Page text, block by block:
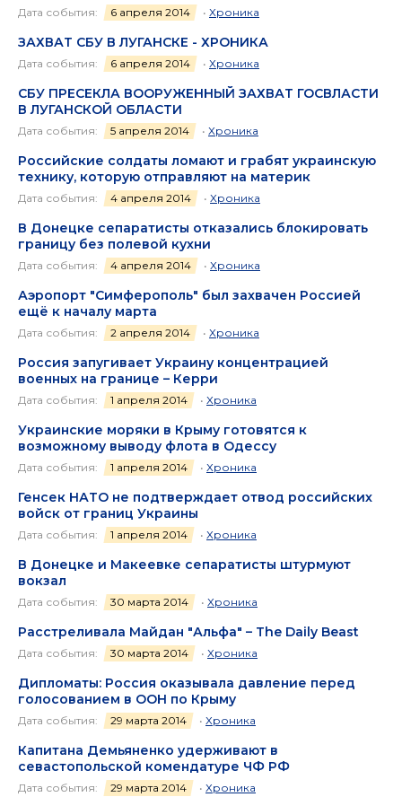
Дата события: 6 апреля 2014 • Хроника
ЗАХВАТ СБУ В ЛУГАНСКЕ - ХРОНИКА
Дата события: 6 апреля 2014 • Хроника
СБУ ПРЕСЕКЛА ВООРУЖЕННЫЙ ЗАХВАТ ГОСВЛАСТИ
В ЛУГАНСКОЙ ОБЛАСТИ
Дата события: 5 апреля 2014 • Хроника
Российские солдаты ломают и грабят украинскую
технику, которую отправляют на материк
Дата события: 4 апреля 2014 • Хроника
В Донецке сепаратисты отказались блокировать
границу без полевой кухни
Дата события: 4 апреля 2014 • Хроника
Аэропорт "Симферополь" был захвачен Россией
ещё к началу марта
Дата события: 2 апреля 2014 • Хроника
Россия запугивает Украину концентрацией
военных на границе – Керри
Дата события: 1 апреля 2014 • Хроника
Украинские моряки в Крыму готовятся к
возможному выводу флота в Одессу
Дата события: 1 апреля 2014 • Хроника
Генсек НАТО не подтверждает отвод российских
войск от границ Украины
Дата события: 1 апреля 2014 • Хроника
В Донецке и Макеевке сепаратисты штурмуют
вокзал
Дата события: 30 марта 2014 • Хроника
Расстреливала Майдан "Альфа" – The Daily Beast
Дата события: 30 марта 2014 • Хроника
Дипломаты: Россия оказывала давление перед
голосованием в ООН по Крыму
Дата события: 29 марта 2014 • Хроника
Капитана Демьяненко удерживают в
севастопольской комендатуре ЧФ РФ
Дата события: 29 марта 2014 • Хроника